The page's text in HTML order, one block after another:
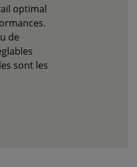
optimal
de
sont les